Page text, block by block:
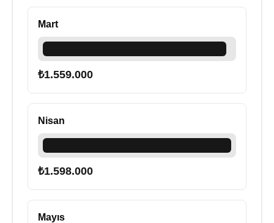
Mart
₺1.559.000
Nisan
₺1.598.000
Mayıs